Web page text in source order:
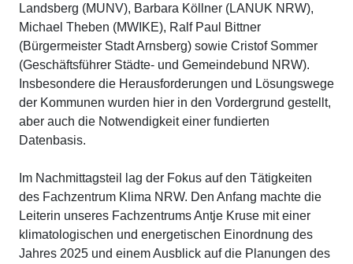
Landsberg (MUNV), Barbara Köllner (LANUK NRW),
Michael Theben (MWIKE), Ralf Paul Bittner
(Bürgermeister Stadt Arnsberg) sowie Cristof Sommer
(Geschäftsführer Städte- und Gemeindebund NRW).
Insbesondere die Herausforderungen und Lösungswege
der Kommunen wurden hier in den Vordergrund gestellt,
aber auch die Notwendigkeit einer fundierten
Datenbasis.
Im Nachmittagsteil lag der Fokus auf den Tätigkeiten
des Fachzentrum Klima NRW. Den Anfang machte die
Leiterin unseres Fachzentrums Antje Kruse mit einer
klimatologischen und energetischen Einordnung des
Jahres 2025 und einem Ausblick auf die Planungen des